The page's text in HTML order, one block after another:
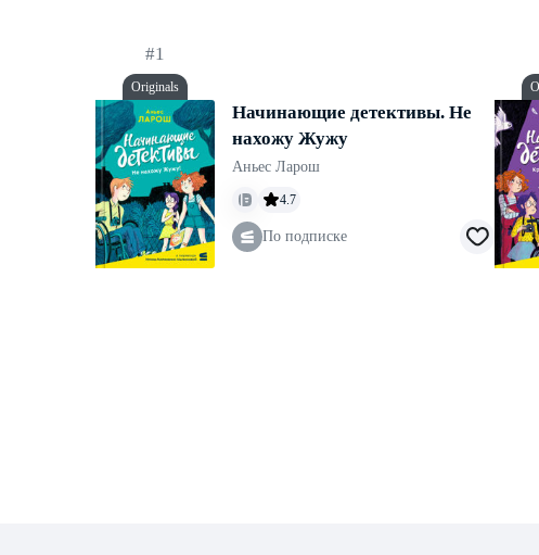
#1
Originals
Начинающие детективы. Не
нахожу Жужу
Аньес Ларош
4.7
По подписке